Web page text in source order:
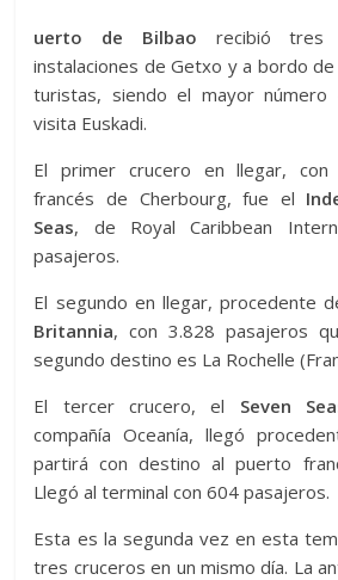
uerto de Bilbao recibió tres
instalaciones de Getxo y a bordo
turistas, siendo el mayor número
visita Euskadi.
El primer crucero en llegar,
francés de Cherbourg, fue el
Seas, de Royal Caribbean
pasajeros.
El segundo en llegar, procedente
Britannia, con 3.828 pasajeros
segundo destino es La Rochelle
El tercer crucero, el Seven
compañía Oceanía, llegó
partirá con destino al puerto
Llegó al terminal con 604 pasajeros.
Esta es la segunda vez en esta
tres cruceros en un mismo día. La